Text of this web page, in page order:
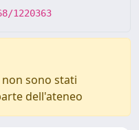
1220363
sono stati
dell'ateneo